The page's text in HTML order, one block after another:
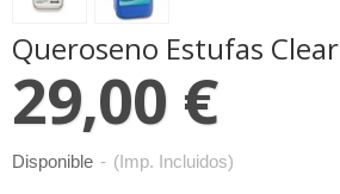
Queroseno Estufas Clear
29,00 €
Disponible - (Imp. Incluidos)